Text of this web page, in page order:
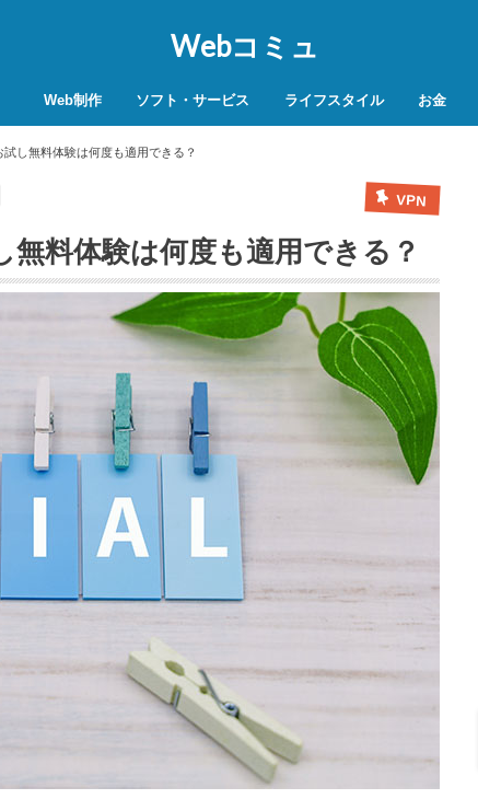
Webコミュ
Web制作 ソフト・サービス ライフスタイル お金
し無料体験は何度も適用できる？
VPN
無料体験は何度も適用できる？